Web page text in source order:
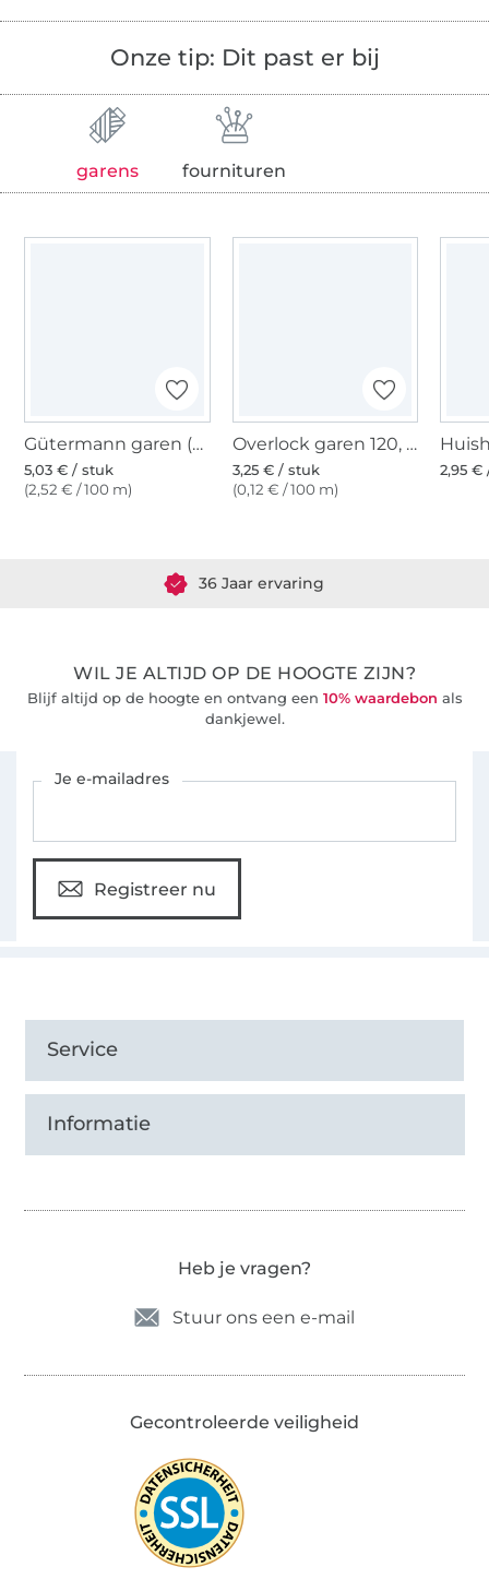
Onze tip: Dit past er bij
garens fournituren
Gütermann garen (800) wit
5,03 € / stuk
(2,52 € / 100 m)
Overlock garen 120, 2740 m, gebroken wit
3,25 € / stuk
(0,12 € / 100 m)
2,95 €
36 Jaar ervaring
WIL JE ALTIJD OP DE HOOGTE ZIJN?
Blijf altijd op de hoogte en ontvang een 10% waardebon als
dankjewel.
Je e-mailadres
Registreer nu
Service
Informatie
Heb je vragen?
Stuur ons een e-mail
Gecontroleerde veiligheid